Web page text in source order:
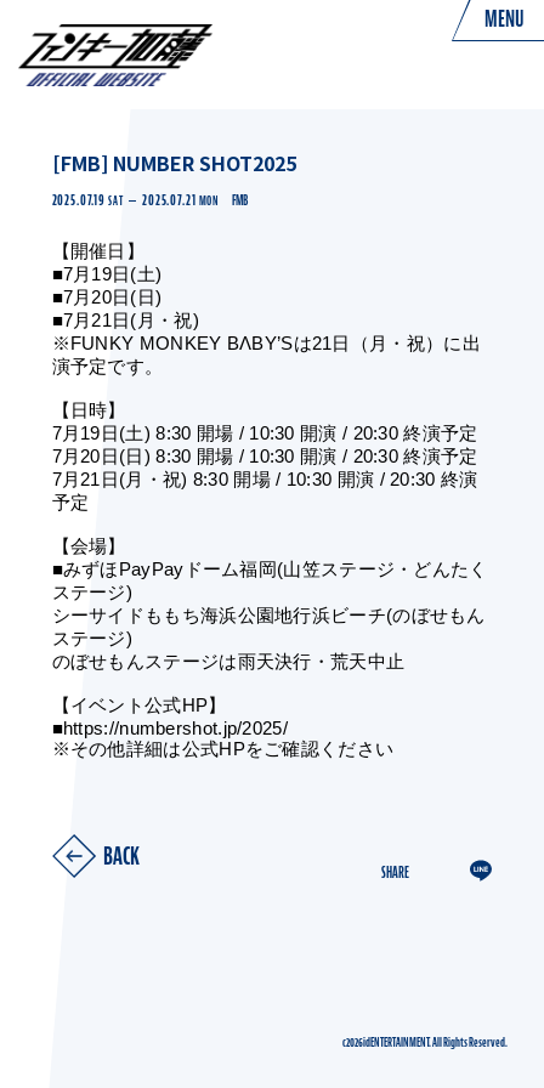
MENU
[FMB] NUMBER SHOT2025
2025.07.19 SAT 2025.07.21 MON FMB
【開催日】
■7月19日(土)
■7月20日(日)
■7月21日(月・祝)
※FUNKY MONKEY BΛBY’Sは21日（月・祝）に出
演予定です。
【 日時】
7月19日(土) 8:30 開場 / 10:30 開演 / 20:30 終演予定
7月20日(日) 8:30 開場 / 10:30 開演 / 20:30 終演予定
7月21日(月・祝) 8:30 開場 / 10:30 開演 / 20:30 終演
予定
【会場】
■みずほPayPayドーム福岡(山笠ステージ・どんたく
ステージ)
シーサイドももち海浜公園地行浜ビーチ(のぼせもん
ステージ)
のぼせもんステージは雨天決行・荒天中止
【イベント公式HP】
■https://numbershot.jp/2025/
※その他詳細は公式HPをご確認ください
SHARE
BACK
c2026idENTERTAINMENT. All Rights Reserved.